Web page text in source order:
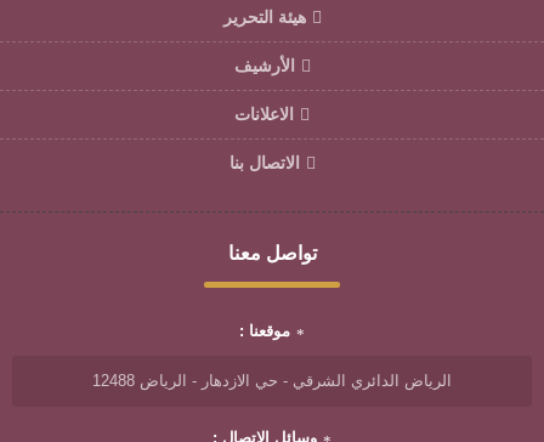
هيئة التحرير
الأرشيف
الاعلانات
الاتصال بنا
تواصل معنا
موقعنا :
الرياض الدائري الشرقي - حي الازدهار - الرياض 12488
وسائل الاتصال :